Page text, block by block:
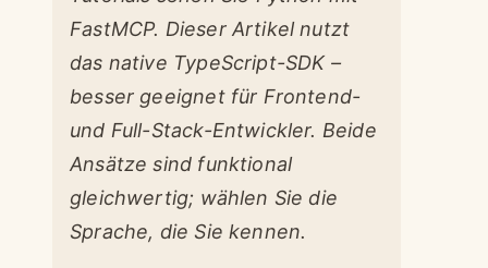
FastMCP. Dieser Artikel nutzt
das native TypeScript-SDK –
besser geeignet für Frontend-
und Full-Stack-Entwickler. Beide
Ansätze sind funktional
gleichwertig; wählen Sie die
Sprache, die Sie kennen.